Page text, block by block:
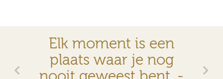
Elk moment is een
plaats waar je nog